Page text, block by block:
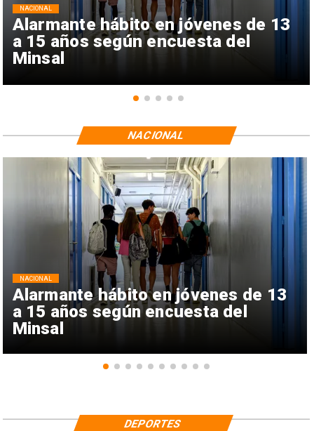
Alarmante hábito en jóvenes de 13
a 15 años según encuesta del
Minsal
NACIONAL
Alarmante hábito en jóvenes de 13
a 15 años según encuesta del
Minsal
NACIONAL
NACIONAL
DEPORTES